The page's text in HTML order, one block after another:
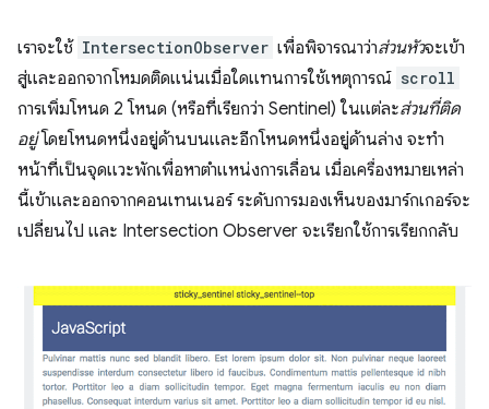
เราจะใช้ IntersectionObserver เพื่อพิจารณาว่าส่วนหัวจะเข้า
สู่และออกจากโหมดติดแน่นเมื่อใดแทนการใช้เหตุการณ์ scroll
การเพิ่มโหนด 2 โหนด (หรือที่เรียกว่า Sentinel) ในแต่ละส่วนที่ติด
อยู่โดยโหนดหนึ่งอยู่ด้านบนและอีกโหนดหนึ่งอยู่ด้านล่าง จะทำ
หน้าที่เป็นจุดแวะพักเพื่อหาตำแหน่งการเลื่อน เมื่อเครื่องหมายเหล่า
นี้เข้าและออกจากคอนเทนเนอร์ ระดับการมองเห็นของมาร์กเกอร์จะ
เปลี่ยนไป และ Intersection Observer จะเรียกใช้การเรียกกลับ